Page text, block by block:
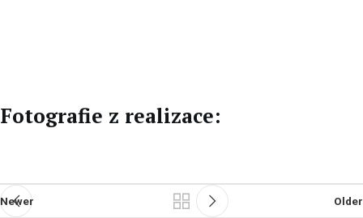
Fotografie z realizace:
Newer Older